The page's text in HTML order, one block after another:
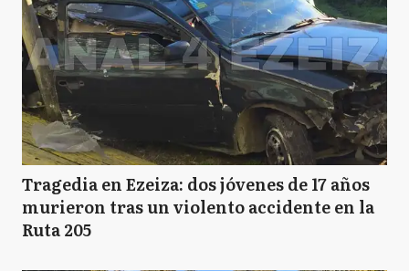
Tragedia en Ezeiza: dos jóvenes de 17 años
murieron tras un violento accidente en la
Ruta 205